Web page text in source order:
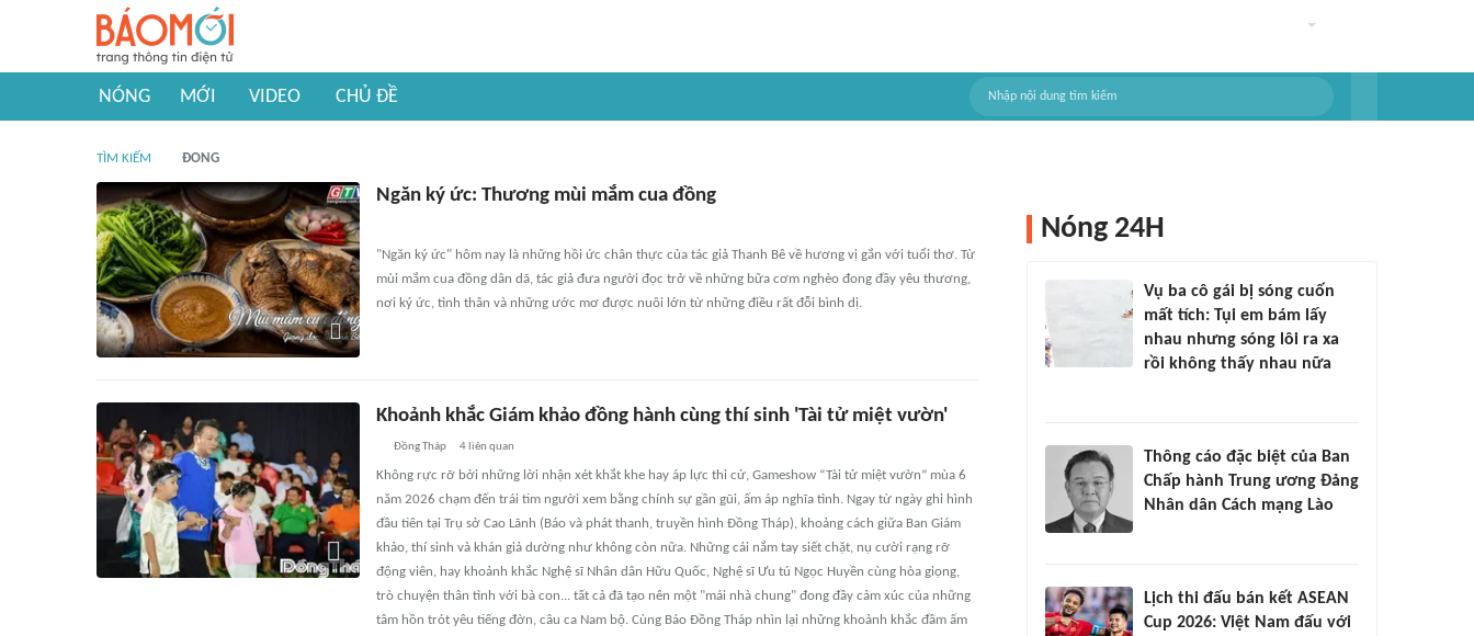
NÓNG MỚI VIDEO CHỦ ĐỀ
TÌM KIẾM ĐONG
Ngăn ký ức: Thương mùi mắm cua đồng
"Ngăn ký ức" hôm nay là những hồi ức chân thực của tác giả Thanh Bê về hương vị gắn với tuổi thơ. Từ
mùi mắm cua đồng dân dã, tác giả đưa người đọc trở về những bữa cơm nghèo đong đầy yêu thương,
nơi ký ức, tình thân và những ước mơ được nuôi lớn từ những điều rất đỗi bình dị.
Khoảnh khắc Giám khảo đồng hành cùng thí sinh 'Tài tử miệt vườn'
Đồng Tháp 4 liên quan
Không rực rỡ bởi những lời nhận xét khắt khe hay áp lực thi cử, Gameshow “Tài tử miệt vườn” mùa 6
năm 2026 chạm đến trái tim người xem bằng chính sự gần gũi, ấm áp nghĩa tình. Ngay từ ngày ghi hình
đầu tiên tại Trụ sở Cao Lãnh (Báo và phát thanh, truyền hình Đồng Tháp), khoảng cách giữa Ban Giám
khảo, thí sinh và khán giả dường như không còn nữa. Những cái nắm tay siết chặt, nụ cười rạng rỡ
động viên, hay khoảnh khắc Nghệ sĩ Nhân dân Hữu Quốc, Nghệ sĩ Ưu tú Ngọc Huyền cùng hòa giọng,
trò chuyện thân tình với bà con... tất cả đã tạo nên một "mái nhà chung" đong đầy cảm xúc của những
tâm hồn trót yêu tiếng đờn, câu ca Nam bộ. Cùng Báo Đồng Tháp nhìn lại những khoảnh khắc đầm ấm
Nóng 24H
Vụ ba cô gái bị sóng cuốn
mất tích: Tụi em bám lấy
nhau nhưng sóng lôi ra xa
rồi không thấy nhau nữa
Thông cáo đặc biệt của Ban
Chấp hành Trung ương Đảng
Nhân dân Cách mạng Lào
Lịch thi đấu bán kết ASEAN
Cup 2026: Việt Nam đấu với